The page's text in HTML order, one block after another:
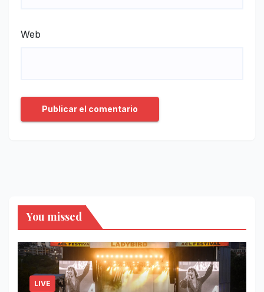
Web
You missed
LIVE